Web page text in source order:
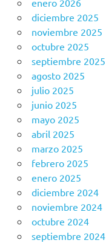
enero 2026
diciembre 2025
noviembre 2025
octubre 2025
septiembre 2025
agosto 2025
julio 2025
junio 2025
mayo 2025
abril 2025
marzo 2025
febrero 2025
enero 2025
diciembre 2024
noviembre 2024
octubre 2024
septiembre 2024